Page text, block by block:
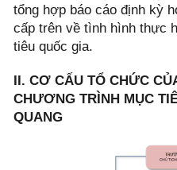
tổng hợp báo cáo định kỳ
cấp trên về tình hình thực
tiêu quốc gia.
II. CƠ CẤU TỔ CHỨC
CHƯƠNG TRÌNH MỤC
QUANG